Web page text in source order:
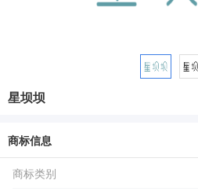
星坝坝
商标信息
商标类别